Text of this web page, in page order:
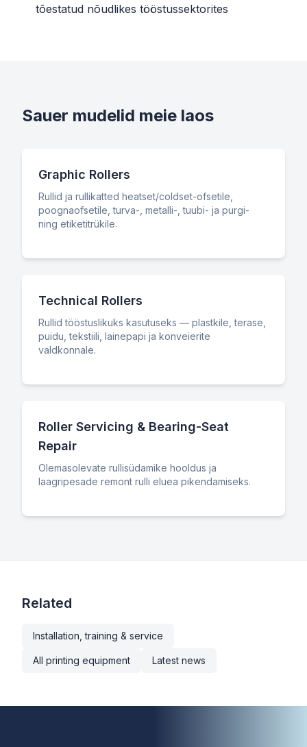
tõestatud nõudlikes tööstussektorites
Sauer mudelid meie laos
Graphic Rollers
Rullid ja rullikatted heatset/coldset-ofsetile,
poognaofsetile, turva-, metalli-, tuubi- ja purgi-
ning etiketitrükile.
Technical Rollers
Rullid tööstuslikuks kasutuseks — plastkile, terase,
puidu, tekstiili, lainepapi ja konveierite
valdkonnale.
Roller Servicing & Bearing-Seat
Repair
Olemasolevate rullisüdamike hooldus ja
laagripesade remont rulli eluea pikendamiseks.
Related
Installation, training & service
All printing equipment Latest news